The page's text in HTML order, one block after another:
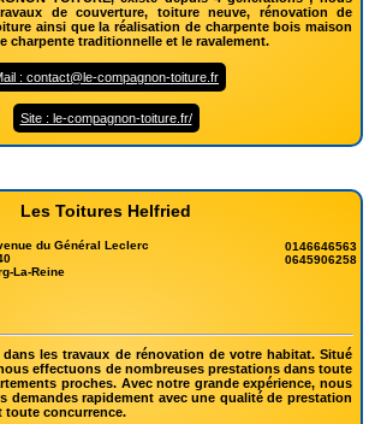
de couverture, toiture neuve, rénovation de
ainsi que la réalisation de charpente bois maison
charpente traditionnelle et le ravalement.
: contact@le-compagnon-toiture.fr
Site : le-compagnon-toiture.fr/
Les Toitures Helfried
du Général Leclerc
La-Reine
0146646563
0645906258
dans les travaux de rénovation de votre habitat. Situé
effectuons de nombreuses prestations dans toute
proches. Avec notre grande expérience, nous
demandes rapidement avec une qualité de prestation
toute concurrence.